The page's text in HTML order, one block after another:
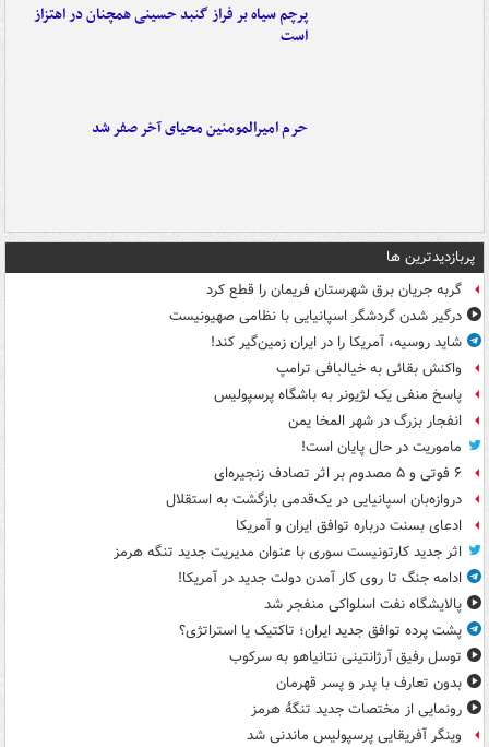
پرچم سیاه بر فراز گنبد حسینی همچنان در اهتزاز
است
حرم امیرالمومنین محیای آخر صفر شد
پربازدیدترین ها
گربه جریان برق شهرستان فریمان را قطع کرد
درگیر شدن گردشگر اسپانیایی با نظامی صهیونیست
شاید روسیه، آمریکا را در ایران زمین‌گیر کند!
واکنش بقائی به خیالبافی ترامپ
پاسخ منفی یک لژیونر به باشگاه پرسپولیس
انفجار بزرگ در شهر المخا یمن
ماموریت در حال پایان است!
۶ فوتی و ۵ مصدوم بر اثر تصادف زنجیره‌ای
دروازه‌بان اسپانیایی در یک‌قدمی بازگشت به استقلال
ادعای بسنت درباره توافق ایران و آمریکا
اثر جدید کارتونیست سوری با عنوان مدیریت جدید تنگه هرمز
ادامه جنگ تا روی کار آمدن دولت جدید در آمریکا!
پالایشگاه نفت اسلواکی منفجر شد
پشت پرده توافق جدید ایران؛ تاکتیک یا استراتژی؟
توسل رفیق آرژانتینی نتانیاهو به سرکوب
بدون تعارف با پدر و پسر قهرمان
رونمایی از مختصات جدید تنگۀ هرمز
وینگر آفریقایی پرسپولیس ماندنی شد